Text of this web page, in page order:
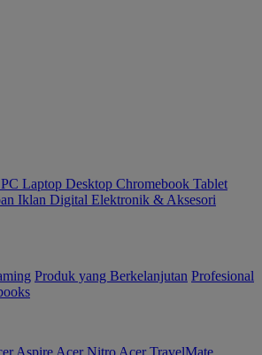
Laptop Desktop Chromebook Tablet
Iklan Digital Elektronik & Aksesori
Produk yang Berkelanjutan Profesional
Aspire Acer Nitro Acer TravelMate